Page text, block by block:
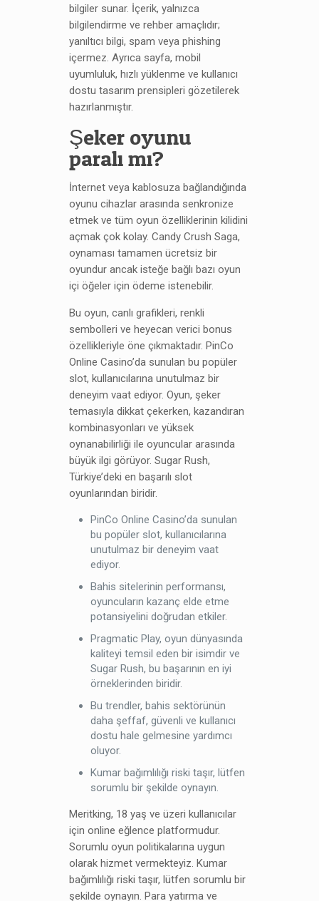
bilgiler sunar. İçerik, yalnızca
bilgilendirme ve rehber amaçlıdır;
yanıltıcı bilgi, spam veya phishing
içermez. Ayrıca sayfa, mobil
uyumluluk, hızlı yüklenme ve kullanıcı
dostu tasarım prensipleri gözetilerek
hazırlanmıştır.
Şeker oyunu
paralı mı?
İnternet veya kablosuza bağlandığında
oyunu cihazlar arasında senkronize
etmek ve tüm oyun özelliklerinin kilidini
açmak çok kolay. Candy Crush Saga,
oynaması tamamen ücretsiz bir
oyundur ancak isteğe bağlı bazı oyun
içi öğeler için ödeme istenebilir.
Bu oyun, canlı grafikleri, renkli
sembolleri ve heyecan verici bonus
özellikleriyle öne çıkmaktadır. PinСo
Online Casino’da sunulan bu popüler
slot, kullanıcılarına unutulmaz bir
deneyim vaat ediyor. Oyun, şeker
temasıyla dikkat çekerken, kazandıran
kombinasyonları ve yüksek
oynanabilirliği ile oyuncular arasında
büyük ilgi görüyor. Sugar Rush,
Türkiye’deki en başarılı slot
oyunlarından biridir.
PinСo Online Casino’da sunulan
bu popüler slot, kullanıcılarına
unutulmaz bir deneyim vaat
ediyor.
Bahis sitelerinin performansı,
oyuncuların kazanç elde etme
potansiyelini doğrudan etkiler.
Pragmatic Play, oyun dünyasında
kaliteyi temsil eden bir isimdir ve
Sugar Rush, bu başarının en iyi
örneklerinden biridir.
Bu trendler, bahis sektörünün
daha şeffaf, güvenli ve kullanıcı
dostu hale gelmesine yardımcı
oluyor.
Kumar bağımlılığı riski taşır, lütfen
sorumlu bir şekilde oynayın.
Meritking, 18 yaş ve üzeri kullanıcılar
için online eğlence platformudur.
Sorumlu oyun politikalarına uygun
olarak hizmet vermekteyiz. Kumar
bağımlılığı riski taşır, lütfen sorumlu bir
şekilde oynayın. Para yatırma ve